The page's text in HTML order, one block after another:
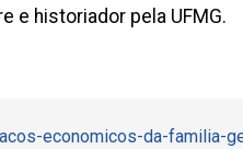
e historiador pela UFMG.
economicos-da-familia-